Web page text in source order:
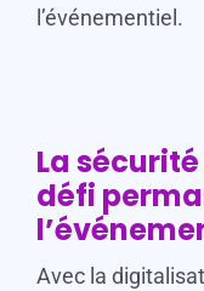
l’événementiel.
La
défi
Avec la